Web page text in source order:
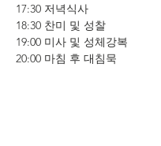
17:30 저녁식사
18:30 찬미 및 성찰
19:00 미사 및 성체강복
20:00 마침 후 대침묵